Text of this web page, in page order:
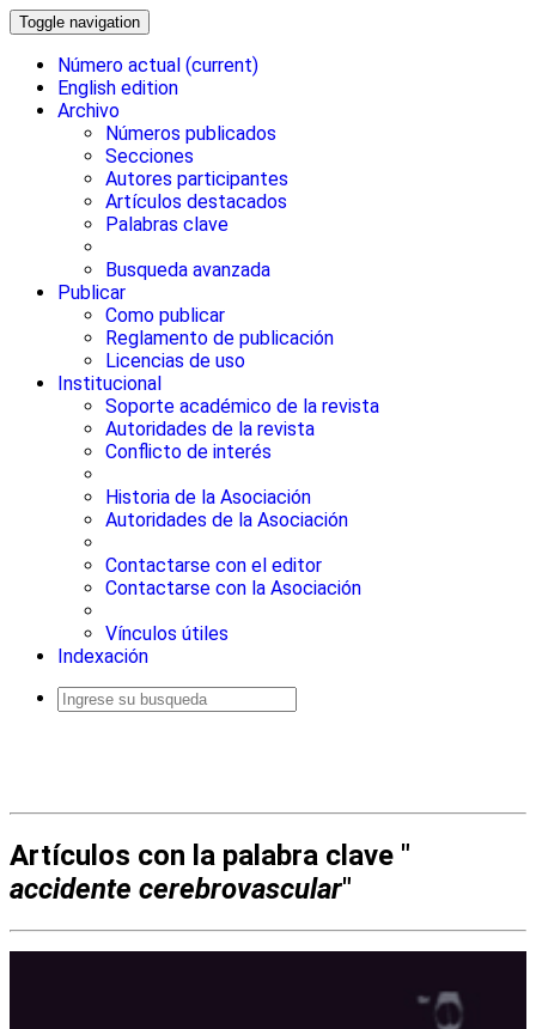
Toggle navigation
Número actual (current)
English edition
Archivo
Números publicados
Secciones
Autores participantes
Artículos destacados
Palabras clave
Busqueda avanzada
Publicar
Como publicar
Reglamento de publicación
Licencias de uso
Institucional
Soporte académico de la revista
Autoridades de la revista
Conflicto de interés
Historia de la Asociación
Autoridades de la Asociación
Contactarse con el editor
Contactarse con la Asociación
Vínculos útiles
Indexación
Artículos con la palabra clave "
accidente cerebrovascular"